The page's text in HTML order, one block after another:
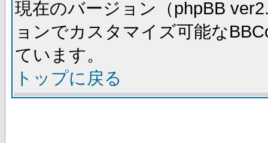
現在のバージョン（phpBB
ョンでカスタマイズ可能な
ています。
トップに戻る